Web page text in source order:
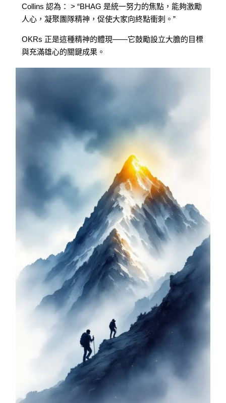
Collins 認為： > “BHAG 是統一努力的焦點，能夠激勵
人心，凝聚團隊精神，促使大家向終點衝刺。”
OKRs 正是這種精神的體現——它鼓勵設立大膽的目標
與充滿雄心的關鍵成果。